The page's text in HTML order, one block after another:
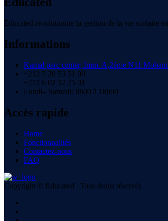
Educated révolutionne la gestion de la vie scolaire
Informations
Kamal parc center, Imm. A,2éme N11
+212 5 20 53 51 00
+212 6 02 32 25 01
Lundi– Samedi: 8h00 à 18h00
Accès rapide
Home
Fonctionnalités
Contactez-nous
FAQ
Copyright © Educated | Tous droits réservés